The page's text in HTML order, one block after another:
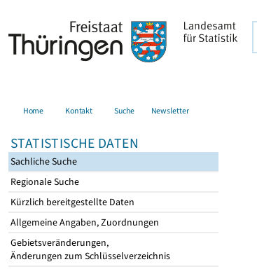
Home Kontakt Suche Newsletter
STATISTISCHE DATEN
Sachliche Suche
Regionale Suche
Kürzlich bereitgestellte Daten
Allgemeine Angaben, Zuordnungen
Gebietsveränderungen,
Änderungen zum Schlüsselverzeichnis